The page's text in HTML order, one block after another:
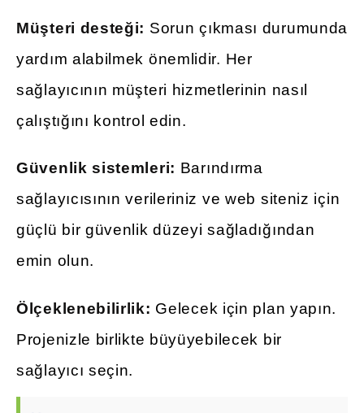
Müşteri desteği: Sorun çıkması durumunda
yardım alabilmek önemlidir. Her
sağlayıcının müşteri hizmetlerinin nasıl
çalıştığını kontrol edin.
Güvenlik sistemleri: Barındırma
sağlayıcısının verileriniz ve web siteniz için
güçlü bir güvenlik düzeyi sağladığından
emin olun.
Ölçeklenebilirlik: Gelecek için plan yapın.
Projenizle birlikte büyüyebilecek bir
sağlayıcı seçin.